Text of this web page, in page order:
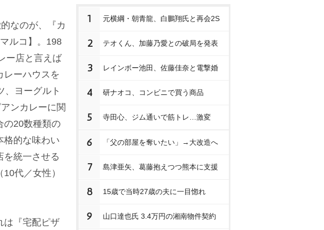
なのが、『カ
ルコ】。198
ー店と言えば
レーハウスを
、ヨーグルト
ンカレーに関
の20数種類の
格的な味わい
を統一させる
代／女性）
は『宅配ピザ
1 元横綱・朝青龍、白鵬翔氏と再会2S
2 テオくん、加藤乃愛との破局を発表
3 レインボー池田、佐藤佳奈と電撃婚
4 研ナオコ、コンビニで買う商品
5 寺田心、ジム通いで筋トレ…激変
6 「父の部屋を奪いたい」→大改造へ
7 島津亜矢、葛藤抱えつつ熊本に支援
8 15歳で当時27歳の夫に一目惚れ
9 山口達也氏 3.4万円の湘南物件契約